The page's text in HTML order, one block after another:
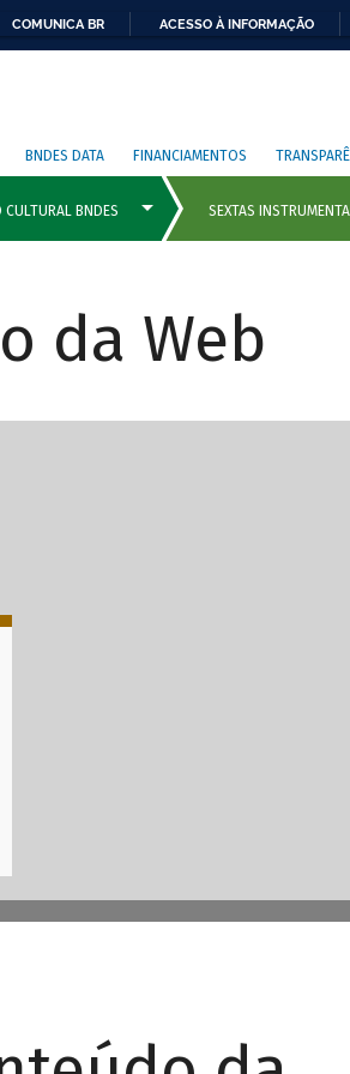
COMUNICA BR ACESSO À INFORMAÇÃO
BNDES DATA FINANCIAMENTOS
da Web